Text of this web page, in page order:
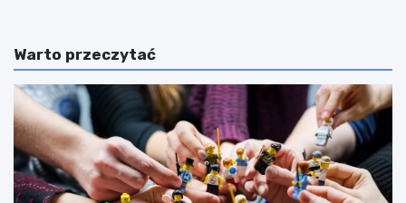
g
ę
z
a
r
a
b
i
a
c
e
c
h
y
p
o
w
i
Warto przeczytać